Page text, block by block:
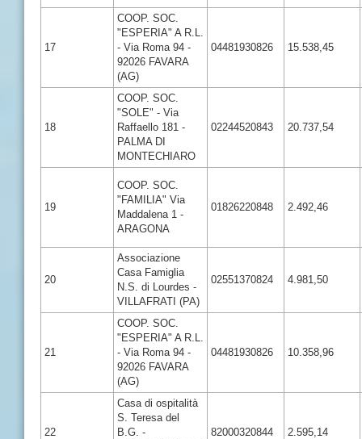
17
COOP. SOC.
"ESPERIA" A R.L.
- Via Roma 94 -
92026 FAVARA
(AG)
04481930826 15.538,45
18
COOP. SOC.
"SOLE" - Via
Raffaello 181 -
PALMA DI
MONTECHIARO
02244520843 20.737,54
19
COOP. SOC.
"FAMILIA" Via
Maddalena 1 -
ARAGONA
01826220848 2.492,46
20
Associazione
Casa Famiglia
N.S. di Lourdes -
VILLAFRATI (PA)
02551370824 4.981,50
21
COOP. SOC.
"ESPERIA" A R.L.
- Via Roma 94 -
92026 FAVARA
(AG)
04481930826 10.358,96
22
Casa di ospitalità
S. Teresa del
B.G. -
82000320844 2.595,14